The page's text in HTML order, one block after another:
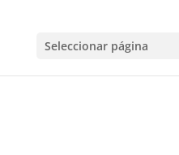
Seleccionar página